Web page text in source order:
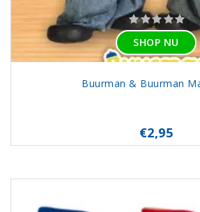
SHOP NU
Buurman & Buurman
€2,95